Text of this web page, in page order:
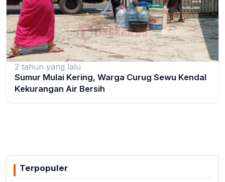
2 tahun yang lalu
Sumur Mulai Kering, Warga Curug Sewu Kendal
Kekurangan Air Bersih
Terpopuler